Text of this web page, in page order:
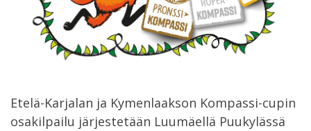
Etelä-Karjalan ja Kymenlaakson Kompassi-cupin
osakilpailu järjestetään Luumäellä Puukylässä